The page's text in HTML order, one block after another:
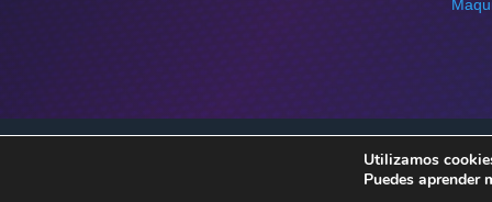
Copyright © 2026 NewsPackaging. Todos los
Utilizamos
Puedes